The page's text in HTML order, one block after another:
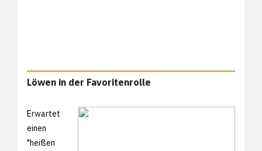
Löwen in der Favoritenrolle
Erwartet
einen
"heißen